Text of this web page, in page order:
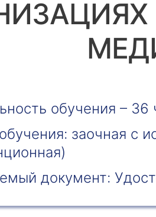
обучения – 36
заочная с
документ: